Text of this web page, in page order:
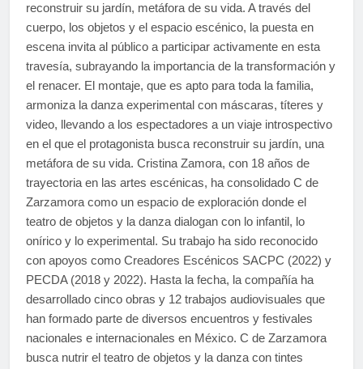
reconstruir su jardín, metáfora de su vida. A través del
cuerpo, los objetos y el espacio escénico, la puesta en
escena invita al público a participar activamente en esta
travesía, subrayando la importancia de la transformación y
el renacer. El montaje, que es apto para toda la familia,
armoniza la danza experimental con máscaras, títeres y
video, llevando a los espectadores a un viaje introspectivo
en el que el protagonista busca reconstruir su jardín, una
metáfora de su vida. Cristina Zamora, con 18 años de
trayectoria en las artes escénicas, ha consolidado C de
Zarzamora como un espacio de exploración donde el
teatro de objetos y la danza dialogan con lo infantil, lo
onírico y lo experimental. Su trabajo ha sido reconocido
con apoyos como Creadores Escénicos SACPC (2022) y
PECDA (2018 y 2022). Hasta la fecha, la compañía ha
desarrollado cinco obras y 12 trabajos audiovisuales que
han formado parte de diversos encuentros y festivales
nacionales e internacionales en México. C de Zarzamora
busca nutrir el teatro de objetos y la danza con tintes